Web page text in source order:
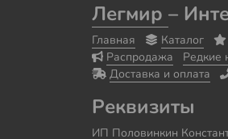
Легмир –
Главная Каталог
Распродажа
Редкие
Доставка и оплата
Реквизиты
ИП Половинкин